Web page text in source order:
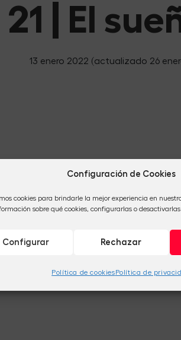
Configuración de Cookies
cookies para brindarle la mejor experiencia en
sobre qué cookies, configurarlas o
Rechazar
Configurar
Política de cookiesPolítica de
21 | El
13 enero 2022 (actualizado 26